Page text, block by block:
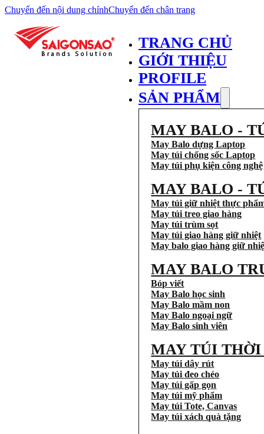
Chuyển đến nội dung chínhChuyển đến chân trang
TRANG CHỦ
GIỚI THIỆU
PROFILE
SẢN PHẨM
MAY BALO -
May Balo dựng Laptop
May túi chống sốc Laptop
May túi phụ kiện công nghệ
MAY BALO -
May túi giữ nhiệt thực
May túi treo giao hàng
May túi trùm sọt
May túi giao hàng giữ nhiệt
May balo giao hàng giữ
MAY BALO
Bóp viết
May Balo học sinh
May Balo mầm non
May Balo ngoại ngữ
May Balo sinh viên
MAY TÚI
May túi dây rút
May túi đeo chéo
May túi gấp gọn
May túi mỹ phẩm
May túi Tote, Canvas
May túi xách quà tặng